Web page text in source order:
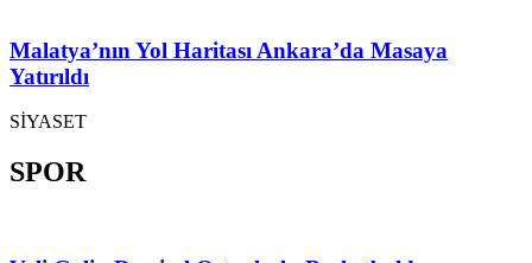
Malatya’nın Yol Haritası Ankara’da Masaya
Yatırıldı
SİYASET
SPOR